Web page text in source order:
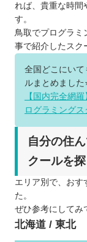
れば、貴重な時間
す。
鳥取でプログラミ
事で紹介したスク
全国どこにい
ルまとめました
【国内完全網
ログラミングス
自分の住
クールを
エリア別で、おす
た。
ぜひ参考にしてみ
北海道 / 東北